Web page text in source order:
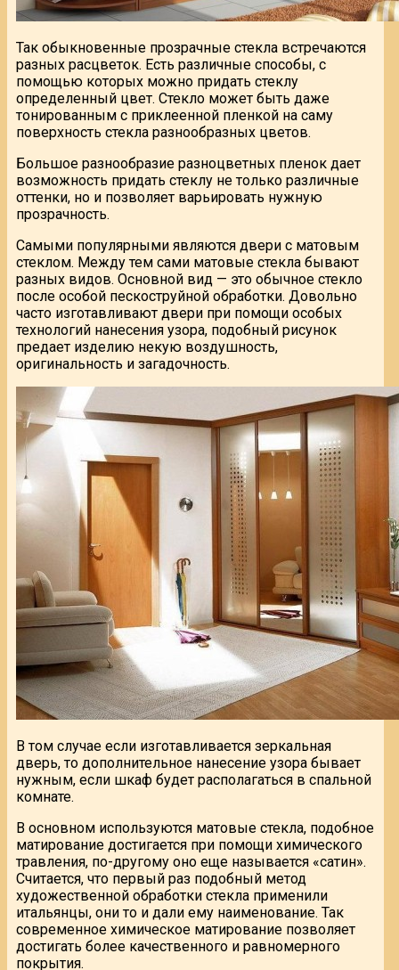
Так обыкновенные прозрачные стекла встречаются
разных расцветок. Есть различные способы, с
помощью которых можно придать стеклу
определенный цвет. Стекло может быть даже
тонированным с приклеенной пленкой на саму
поверхность стекла разнообразных цветов.
Большое разнообразие разноцветных пленок дает
возможность придать стеклу не только различные
оттенки, но и позволяет варьировать нужную
прозрачность.
Самыми популярными являются двери с матовым
стеклом. Между тем сами матовые стекла бывают
разных видов. Основной вид — это обычное стекло
после особой пескоструйной обработки. Довольно
часто изготавливают двери при помощи особых
технологий нанесения узора, подобный рисунок
предает изделию некую воздушность,
оригинальность и загадочность.
В том случае если изготавливается зеркальная
дверь, то дополнительное нанесение узора бывает
нужным, если шкаф будет располагаться в спальной
комнате.
В основном используются матовые стекла, подобное
матирование достигается при помощи химического
травления, по-другому оно еще называется «сатин».
Считается, что первый раз подобный метод
художественной обработки стекла применили
итальянцы, они то и дали ему наименование. Так
современное химическое матирование позволяет
достигать более качественного и равномерного
покрытия.